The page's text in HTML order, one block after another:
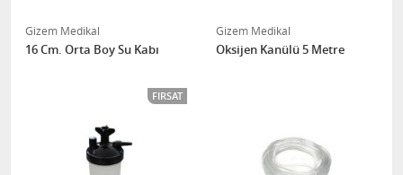
Gizem Medikal
16 Cm. Orta Boy Su Kabı
FIRSAT
Gizem Medikal
Oksijen Kanülü 5 Metre